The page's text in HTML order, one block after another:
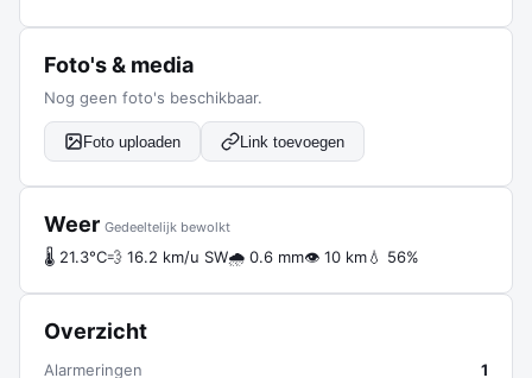
Foto's & media
Nog geen foto's beschikbaar.
Foto uploaden Link toevoegen
Weer Gedeeltelijk bewolkt
🌡 21.3°C💨 16.2 km/u SW🌧 0.6 mm👁 10 km💧 56%
Overzicht
Alarmeringen
1